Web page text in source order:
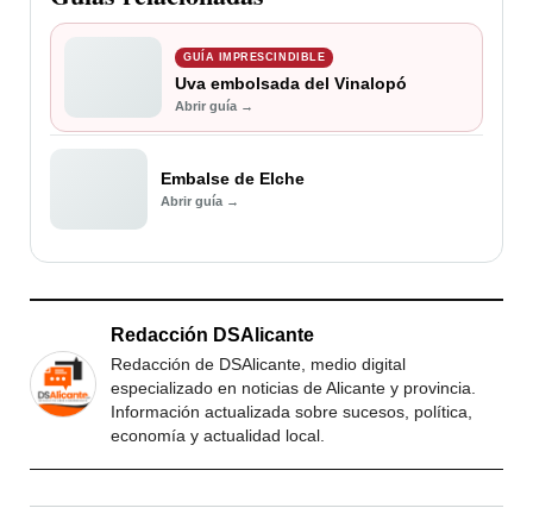
GUÍA IMPRESCINDIBLE
Uva embolsada del Vinalopó
Abrir guía →
Embalse de Elche
Abrir guía →
Redacción DSAlicante
Redacción de DSAlicante, medio digital
especializado en noticias de Alicante y provincia.
Información actualizada sobre sucesos, política,
economía y actualidad local.